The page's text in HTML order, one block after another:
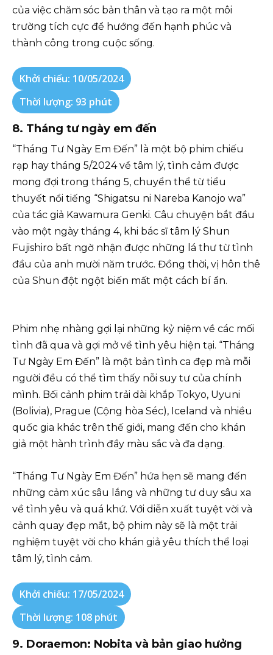
của việc chăm sóc bản thân và tạo ra một môi
trường tích cực để hướng đến hạnh phúc và
thành công trong cuộc sống.
Khởi chiếu: 10/05/2024
Thời lượng: 93 phút
8. Tháng tư ngày em đến
“Tháng Tư Ngày Em Đến” là một bộ phim chiếu
rạp hay tháng 5/2024 về tâm lý, tình cảm được
mong đợi trong tháng 5, chuyển thể từ tiểu
thuyết nổi tiếng “Shigatsu ni Nareba Kanojo wa”
của tác giả Kawamura Genki. Câu chuyện bắt đầu
vào một ngày tháng 4, khi bác sĩ tâm lý Shun
Fujishiro bất ngờ nhận được những lá thư từ tình
đầu của anh mười năm trước. Đồng thời, vị hôn thê
của Shun đột ngột biến mất một cách bí ẩn.
Phim nhẹ nhàng gợi lại những kỷ niệm về các mối
tình đã qua và gợi mở về tình yêu hiện tại. “Tháng
Tư Ngày Em Đến” là một bản tình ca đẹp mà mỗi
người đều có thể tìm thấy nỗi suy tư của chính
mình. Bối cảnh phim trải dài khắp Tokyo, Uyuni
(Bolivia), Prague (Cộng hòa Séc), Iceland và nhiều
quốc gia khác trên thế giới, mang đến cho khán
giả một hành trình đầy màu sắc và đa dạng.
“Tháng Tư Ngày Em Đến” hứa hẹn sẽ mang đến
những cảm xúc sâu lắng và những tư duy sâu xa
về tình yêu và quá khứ. Với diễn xuất tuyệt vời và
cảnh quay đẹp mắt, bộ phim này sẽ là một trải
nghiệm tuyệt vời cho khán giả yêu thích thể loại
tâm lý, tình cảm.
Khởi chiếu: 17/05/2024
Thời lượng: 108 phút
9. Doraemon: Nobita và bản giao hưởng